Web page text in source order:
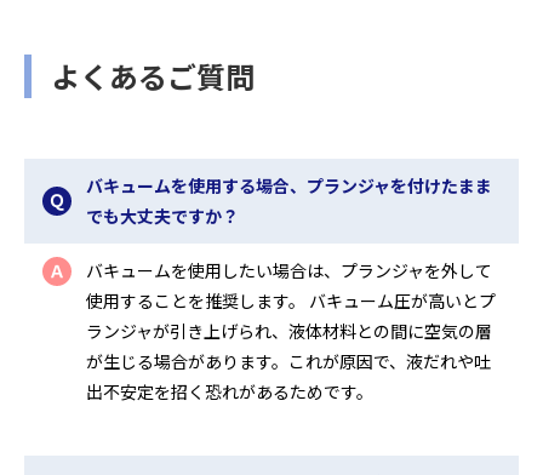
よくあるご質問
Ｑ
バキュームを使用する場合、プランジャを付けたまま
でも大丈夫ですか？
Ａ
バキュームを使用したい場合は、プランジャを外して
使用することを推奨します。 バキューム圧が高いとプ
ランジャが引き上げられ、液体材料との間に空気の層
が生じる場合があります。これが原因で、液だれや吐
出不安定を招く恐れがあるためです。